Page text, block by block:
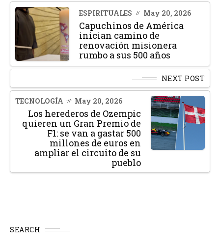
ESPIRITUALES May 20, 2026
Capuchinos de América
inician camino de
renovación misionera
rumbo a sus 500 años
NEXT POST
TECNOLOGÍA May 20, 2026
Los herederos de Ozempic
quieren un Gran Premio de
F1: se van a gastar 500
millones de euros en
ampliar el circuito de su
pueblo
SEARCH